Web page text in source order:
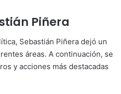
Piñera
Sebastián Piñera dejó un
áreas. A continuación, se
y acciones más destacadas